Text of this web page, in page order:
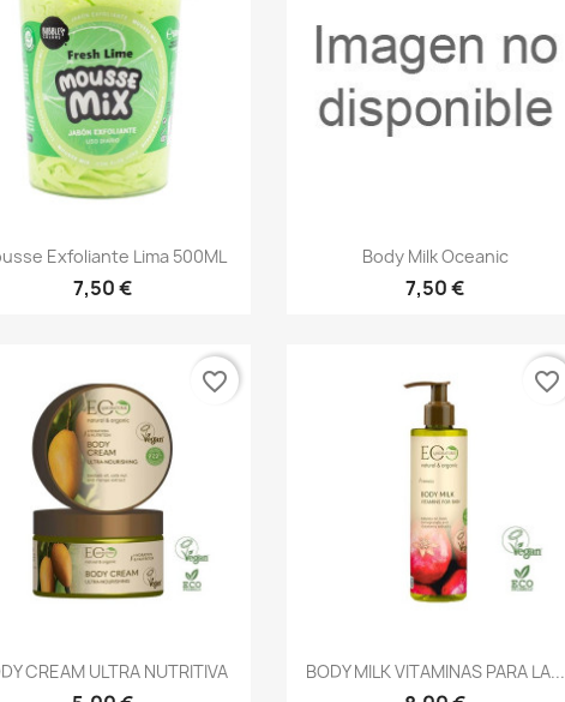
Vista rápida
Exfoliante Lima 500ML
7,50 €
Vista rápida
Body Milk Oceanic
7,50 €
Vista rápida
CREAM ULTRA NUTRITIVA
favorite_border
Vista rápida
BODY MILK VITAMINAS PARA LA...
favorite_border